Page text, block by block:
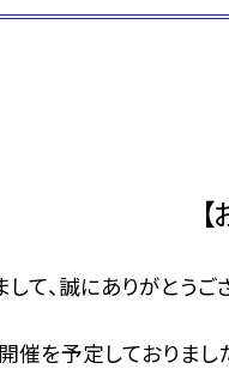
て、誠にありがとうご
を予定しておりまし